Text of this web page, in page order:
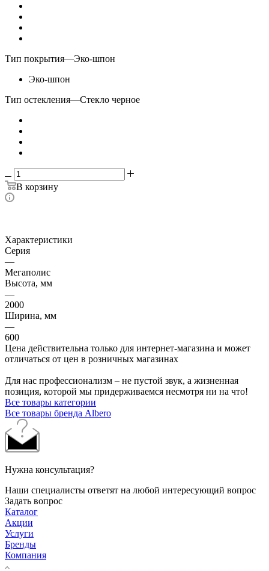
Тип покрытия—Эко-шпон
Эко-шпон
Тип остекления—Стекло черное
В корзину
Характеристики
Серия
—
Мегаполис
Высота, мм
—
2000
Ширина, мм
—
600
Цена действительна только для интернет-магазина и может
отличаться от цен в розничных магазинах
Для нас профессионализм – не пустой звук, а жизненная
позиция, которой мы придерживаемся несмотря ни на что!
Все товары категории
Все товары бренда Albero
Нужна консультация?
Наши специалисты ответят на любой интересующий вопрос
Задать вопрос
Каталог
Акции
Услуги
Бренды
Компания